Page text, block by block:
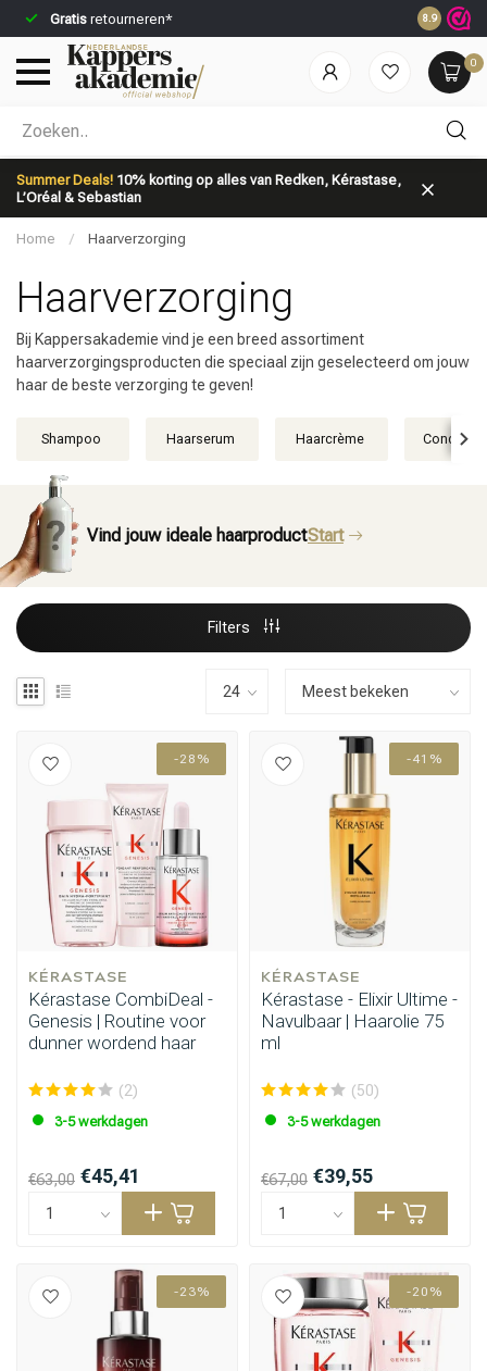
Voor 23:59u besteld, Spaar
8.9
0
Summer Deals! 10% korting op alles van Redken, Kérastase,
L’Oréal & Sebastian
Welke categorie ben jij naar op zoek?
Merken Haarverzorging
Home / Haarverzorging
Haarverzorging
Bij Kappersakademie vind je een breed assortiment
haarverzorgingsproducten die speciaal zijn geselecteerd om jouw
haar de beste verzorging te geven!
Shampoo Haarserum Haarcrème
Vind jouw ideale haarproductStart
Filters
-28%
KÉRASTASE
Kérastase CombiDeal -
Genesis | Routine voor
dunner wordend haar
(2)
3-5 werkdagen
€63,00 €45,41
-41%
KÉRASTASE
Kérastase - Elixir Ultime -
Navulbaar | Haarolie 75
ml
(50)
3-5 werkdagen
€67,00 €39,55
-23% -20%